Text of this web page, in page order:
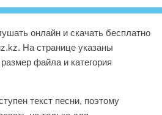
даудамай үйде
билер?
е
онлайн и скачать бесплатно
На странице указаны
файла и категория
текст песни, поэтому